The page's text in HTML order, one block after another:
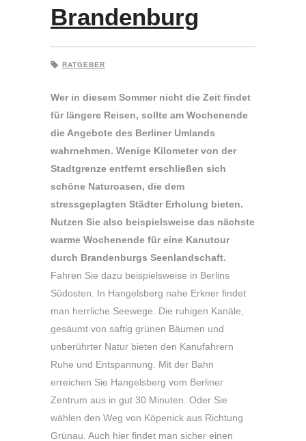
Brandenburg
RATGEBER
Wer in diesem Sommer nicht die Zeit findet
für längere Reisen, sollte am Wochenende
die Angebote des Berliner Umlands
wahrnehmen. Wenige Kilometer von der
Stadtgrenze entfernt erschließen sich
schöne Naturoasen, die dem
stressgeplagten Städter Erholung bieten.
Nutzen Sie also beispielsweise das nächste
warme Wochenende für eine Kanutour
durch Brandenburgs Seenlandschaft.
Fahren Sie dazu beispielsweise in Berlins
Südosten. In Hangelsberg nahe Erkner findet
man herrliche Seewege. Die ruhigen Kanäle,
gesäumt von saftig grünen Bäumen und
unberührter Natur bieten den Kanufahrern
Ruhe und Entspannung. Mit der Bahn
erreichen Sie Hangelsberg vom Berliner
Zentrum aus in gut 30 Minuten. Oder Sie
wählen den Weg von Köpenick aus Richtung
Grünau. Auch hier findet man sicher einen